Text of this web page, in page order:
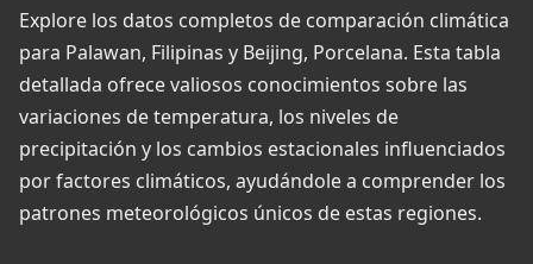
Explore los datos completos de comparación climática
para Palawan, Filipinas y Beijing, Porcelana. Esta tabla
detallada ofrece valiosos conocimientos sobre las
variaciones de temperatura, los niveles de
precipitación y los cambios estacionales influenciados
por factores climáticos, ayudándole a comprender los
patrones meteorológicos únicos de estas regiones.